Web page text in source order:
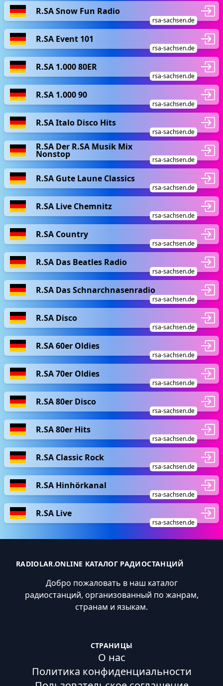
R.SA Snow Fun Radio
rsa-sachsen.de
R.SA Event 101
rsa-sachsen.de
R.SA 1.000 80ER
rsa-sachsen.de
R.SA 1.000 90
rsa-sachsen.de
R.SA Italo Disco Hits
rsa-sachsen.de
R.SA Der R.SA Musik Mix
Nonstop
rsa-sachsen.de
R.SA Gute Laune Classics
rsa-sachsen.de
R.SA Live Chemnitz
rsa-sachsen.de
R.SA Country
rsa-sachsen.de
R.SA Das Beatles Radio
rsa-sachsen.de
R.SA Das Schnarchnasenradio
rsa-sachsen.de
R.SA Disco
rsa-sachsen.de
R.SA 60er Oldies
rsa-sachsen.de
R.SA 70er Oldies
rsa-sachsen.de
R.SA 80er Disco
rsa-sachsen.de
R.SA 80er Hits
rsa-sachsen.de
R.SA Classic Rock
rsa-sachsen.de
R.SA Hinhörkanal
rsa-sachsen.de
R.SA Live
rsa-sachsen.de
RADIOLAR.ONLINE КАТАЛОГ РАДИОСТАНЦИЙ
Добро пожаловать в наш каталог
радиостанций, организованный по жанрам,
странам и языкам.
СТРАНИЦЫ
О нас
Политика конфиденциальности